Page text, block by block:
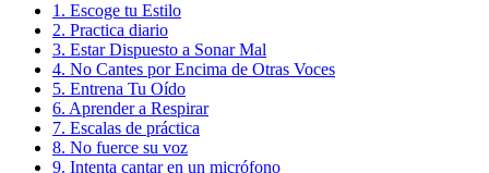
1. Escoge tu Estilo
2. Practica diario
3. Estar Dispuesto a Sonar Mal
4. No Cantes por Encima de Otras Voces
5. Entrena Tu Oído
6. Aprender a Respirar
7. Escalas de práctica
8. No fuerce su voz
9. Intenta cantar en un micrófono